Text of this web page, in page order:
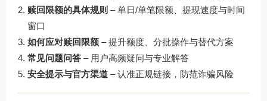
赎回限额的具体规则 – 单日/单笔限额、提现速度与时间
窗口
如何应对赎回限额 – 提升额度、分批操作与替代方案
常见问题问答 – 用户高频疑问与专业解答
安全提示与官方渠道 – 认准正规链接，防范诈骗风险